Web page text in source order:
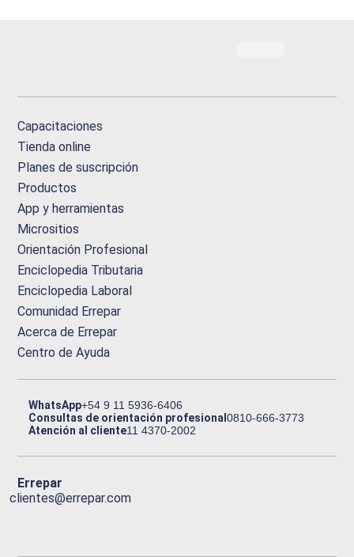
Capacitaciones
Tienda online
Planes de suscripción
Productos
App y herramientas
Micrositios
Orientación Profesional
Enciclopedia Tributaria
Enciclopedia Laboral
Comunidad Errepar
Acerca de Errepar
Centro de Ayuda
WhatsApp+54 9 11 5936-6406
Consultas de orientación profesional0810-666-3773
Atención al cliente11 4370-2002
Errepar
clientes@errepar.com